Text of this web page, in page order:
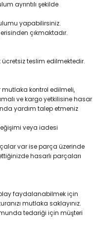
ayrıntılı şekilde
yapabilirsiniz.
çıkmaktadır.
teslim edilmektedir.
mutlaka kontrol edilmeli,
ve kargo yetkilisine hasar
yardım talep etmeniz
veya iadesi
var ise parça üzerinde
hasarlı parçaları
faydalanabilmek için
mutlaka saklayınız.
tedariği için müşteri